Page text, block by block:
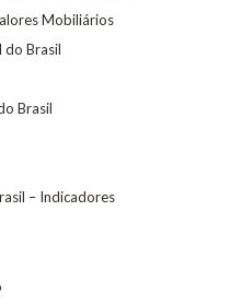
Mobiliários
do Brasil
Brasil
– Indicadores